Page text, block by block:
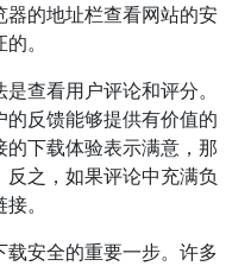
的地址栏查看网站的安
。
查看用户评论和评分。
反馈能够提供有价值的
下载体验表示满意，那
之，如果评论中充满负
。
安全的重要一步。许多